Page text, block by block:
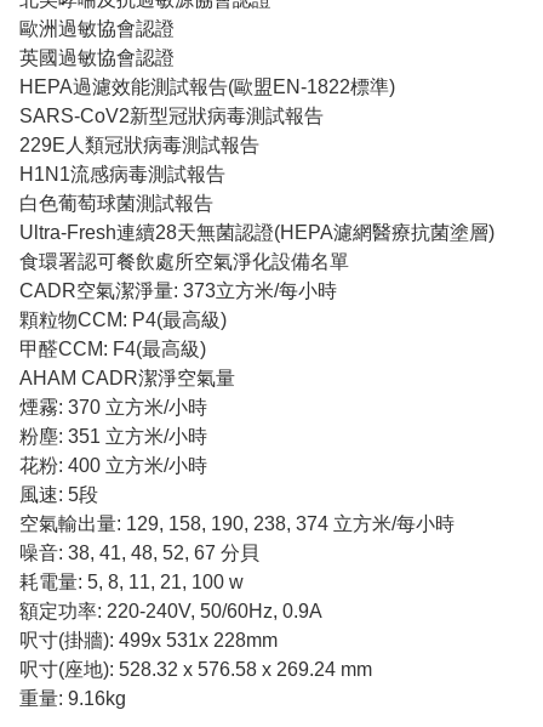
歐洲過敏協會認證
英國過敏協會認證
HEPA過濾效能測試報告(歐盟EN-1822標準)
SARS-CoV2新型冠狀病毒測試報告
229E人類冠狀病毒測試報告
H1N1流感病毒測試報告
白色葡萄球菌測試報告
Ultra-Fresh連續28天無菌認證(HEPA濾網醫療抗菌塗層)
食環署認可餐飲處所空氣淨化設備名單
CADR空氣潔淨量: 373立方米/每小時
顆粒物CCM: P4(最高級)
甲醛CCM: F4(最高級)
AHAM CADR潔淨空氣量
煙霧: 370 立方米/小時
粉塵: 351 立方米/小時
花粉: 400 立方米/小時
風速: 5段
空氣輸出量: 129, 158, 190, 238, 374 立方米/每小時
噪音: 38, 41, 48, 52, 67 分貝
耗電量: 5, 8, 11, 21, 100 w
額定功率: 220-240V, 50/60Hz, 0.9A
呎寸(掛牆): 499x 531x 228mm
呎寸(座地): 528.32 x 576.58 x 269.24 mm
重量: 9.16kg